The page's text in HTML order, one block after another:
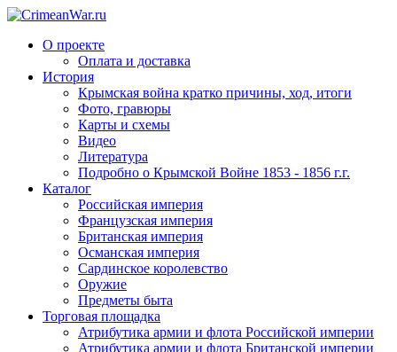
О проекте
Оплата и доставка
История
Крымская война кратко причины, ход, итоги
Фото, гравюры
Карты и схемы
Видео
Литература
Подробно о Крымской Войне 1853 - 1856 г.г.
Каталог
Российская империя
Французская империя
Британская империя
Османская империя
Сардинское королевство
Оружие
Предметы быта
Торговая площадка
Атрибутика армии и флота Российской империи
Атрибутика армии и флота Британской империи